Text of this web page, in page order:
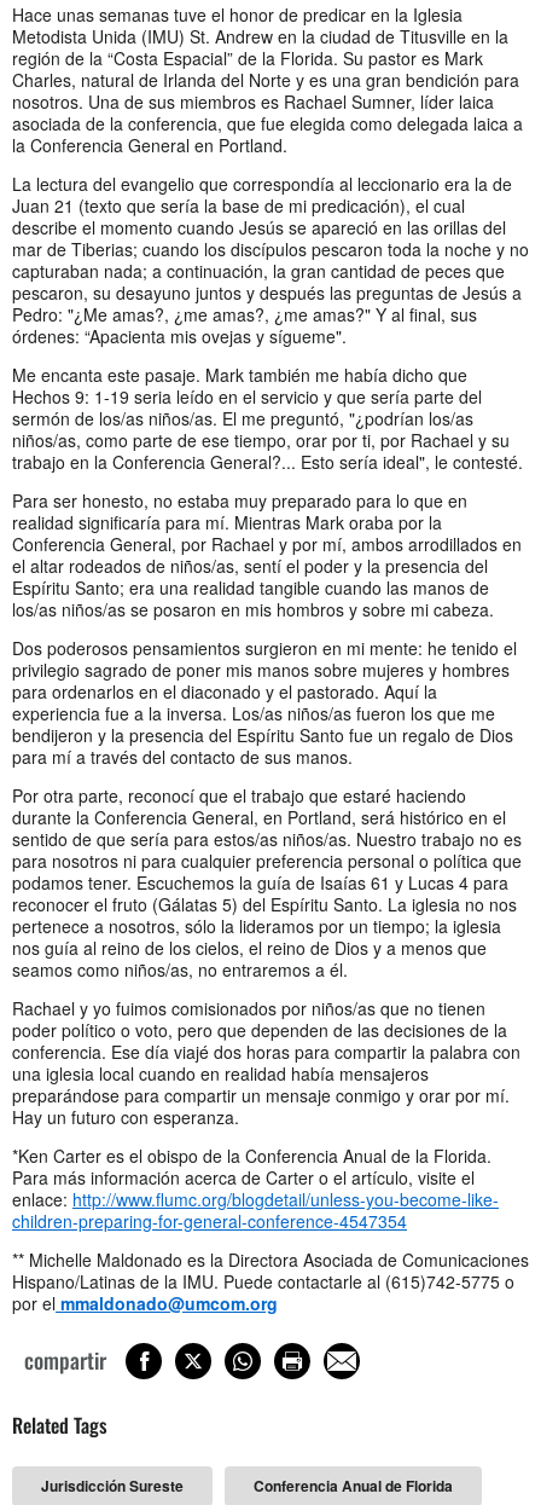
Hace unas semanas tuve el honor de predicar en la Iglesia
Metodista Unida (IMU) St. Andrew en la ciudad de Titusville en la
región de la “Costa Espacial” de la Florida. Su pastor es Mark
Charles, natural de Irlanda del Norte y es una gran bendición para
nosotros. Una de sus miembros es Rachael Sumner, líder laica
asociada de la conferencia, que fue elegida como delegada laica a
la Conferencia General en Portland.
La lectura del evangelio que correspondía al leccionario era la de
Juan 21 (texto que sería la base de mi predicación), el cual
describe el momento cuando Jesús se apareció en las orillas del
mar de Tiberias; cuando los discípulos pescaron toda la noche y no
capturaban nada; a continuación, la gran cantidad de peces que
pescaron, su desayuno juntos y después las preguntas de Jesús a
Pedro: "¿Me amas?, ¿me amas?, ¿me amas?" Y al final, sus
órdenes: “Apacienta mis ovejas y sígueme".
Me encanta este pasaje. Mark también me había dicho que
Hechos 9: 1-19 seria leído en el servicio y que sería parte del
sermón de los/as niños/as. El me preguntó, "¿podrían los/as
niños/as, como parte de ese tiempo, orar por ti, por Rachael y su
trabajo en la Conferencia General?... Esto sería ideal", le contesté.
Para ser honesto, no estaba muy preparado para lo que en
realidad significaría para mí. Mientras Mark oraba por la
Conferencia General, por Rachael y por mí, ambos arrodillados en
el altar rodeados de niños/as, sentí el poder y la presencia del
Espíritu Santo; era una realidad tangible cuando las manos de
los/as niños/as se posaron en mis hombros y sobre mi cabeza.
Dos poderosos pensamientos surgieron en mi mente: he tenido el
privilegio sagrado de poner mis manos sobre mujeres y hombres
para ordenarlos en el diaconado y el pastorado. Aquí la
experiencia fue a la inversa. Los/as niños/as fueron los que me
bendijeron y la presencia del Espíritu Santo fue un regalo de Dios
para mí a través del contacto de sus manos.
Por otra parte, reconocí que el trabajo que estaré haciendo
durante la Conferencia General, en Portland, será histórico en el
sentido de que sería para estos/as niños/as. Nuestro trabajo no es
para nosotros ni para cualquier preferencia personal o política que
podamos tener. Escuchemos la guía de Isaías 61 y Lucas 4 para
reconocer el fruto (Gálatas 5) del Espíritu Santo. La iglesia no nos
pertenece a nosotros, sólo la lideramos por un tiempo; la iglesia
nos guía al reino de los cielos, el reino de Dios y a menos que
seamos como niños/as, no entraremos a él.
Rachael y yo fuimos comisionados por niños/as que no tienen
poder político o voto, pero que dependen de las decisiones de la
conferencia. Ese día viajé dos horas para compartir la palabra con
una iglesia local cuando en realidad había mensajeros
preparándose para compartir un mensaje conmigo y orar por mí.
Hay un futuro con esperanza.
*Ken Carter es el obispo de la Conferencia Anual de la Florida.
Para más información acerca de Carter o el artículo, visite el
enlace: http://www.flumc.org/blogdetail/unless-you-become-like-
children-preparing-for-general-conference-4547354
** Michelle Maldonado es la Directora Asociada de Comunicaciones
Hispano/Latinas de la IMU. Puede contactarle al (615)742-5775 o
por el mmaldonado@umcom.org
compartir
Related Tags
Jurisdicción Sureste Conferencia Anual de Florida